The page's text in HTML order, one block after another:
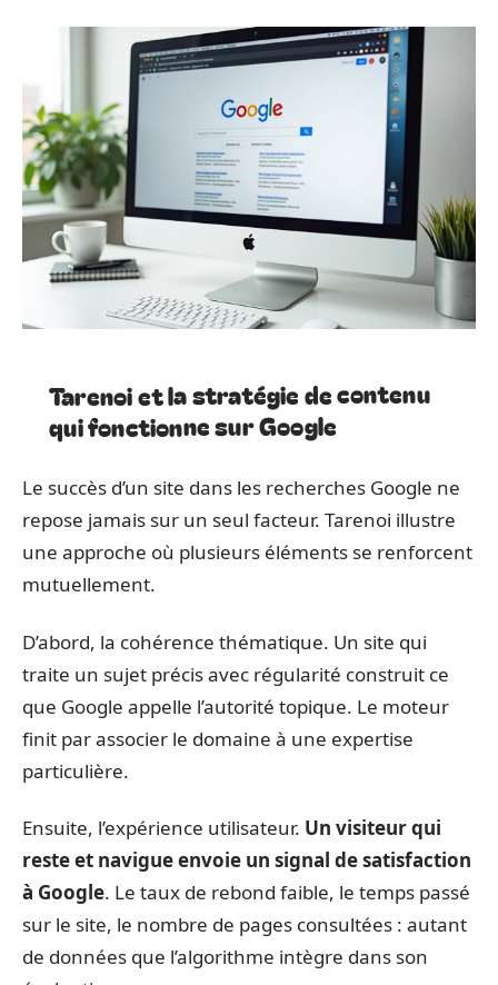
Tarenoi et la stratégie de contenu
qui fonctionne sur Google
Le succès d’un site dans les recherches Google ne
repose jamais sur un seul facteur. Tarenoi illustre
une approche où plusieurs éléments se renforcent
mutuellement.
D’abord, la cohérence thématique. Un site qui
traite un sujet précis avec régularité construit ce
que Google appelle l’autorité topique. Le moteur
finit par associer le domaine à une expertise
particulière.
Ensuite, l’expérience utilisateur. Un visiteur qui
reste et navigue envoie un signal de satisfaction
à Google. Le taux de rebond faible, le temps passé
sur le site, le nombre de pages consultées : autant
de données que l’algorithme intègre dans son